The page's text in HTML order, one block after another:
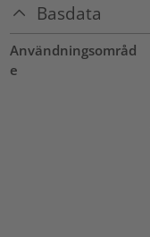
Basdata
Användningsområd
e